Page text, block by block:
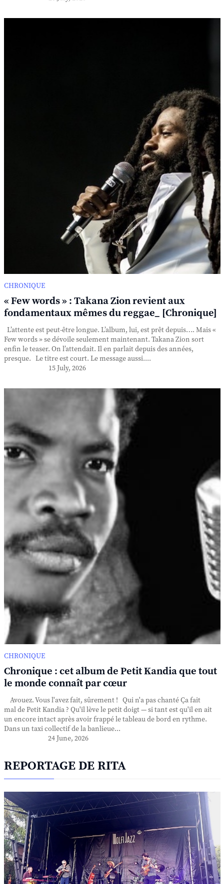
CHRONIQUE
« Few words » : Takana Zion revient aux
fondamentaux mêmes du reggae_ [Chronique]
L’attente est peut-être longue. L’album, lui, est prêt depuis…. Mais «
Few words » se dévoile seulement maintenant. Takana Zion sort
enfin le teaser. On l’attendait. Il en parlait depuis des années,
presque. Le titre est court. Le message aussi....
15 July, 2026
CHRONIQUE
Chronique : cet album de Petit Kandia que tout
le monde connaît par cœur
Avouez. Vous l'avez fait, sûrement ! Qui n'a pas chanté Ça fait
mal de Petit Kandia ? Qu'il lève le petit doigt — si tant est qu'il en ait
un encore intact après avoir frappé le tableau de bord en rythme.
Dans un taxi collectif de la banlieue...
24 June, 2026
REPORTAGE DE RITA